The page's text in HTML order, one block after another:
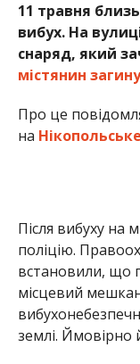
11 травня
вибух. На
снаряд, який
містянин
Про це
на
Після вибуху на
поліцію.
встановили, що
місцевий
землі. Ймовірно